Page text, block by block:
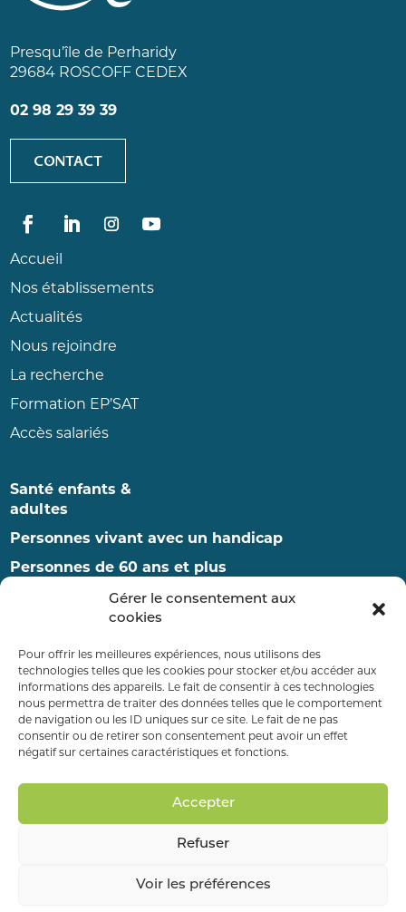
Gérer le consentement aux
cookies
Pour offrir les meilleures expériences, nous utilisons des
technologies telles que les cookies pour stocker et/ou accéder aux
informations des appareils. Le fait de consentir à ces technologies
nous permettra de traiter des données telles que le comportement
de navigation ou les ID uniques sur ce site. Le fait de ne pas
consentir ou de retirer son consentement peut avoir un effet
négatif sur certaines caractéristiques et fonctions.
Accepter
Refuser
Voir les préférences
Presqu’île de Perharidy
29684 ROSCOFF CEDEX
02 98 29 39 39
CONTACT
Accueil
Nos établissements
Actualités
Nous rejoindre
La recherche
Formation EP’SAT
Accès salariés
Santé enfants &
adultes
Personnes vivant avec un handicap
Personnes de 60 ans et plus
Enfance et famille
RDV ET ADMISSIONS
PAYER MA FACTURE
FAIRE UN DON
–Données personnelles